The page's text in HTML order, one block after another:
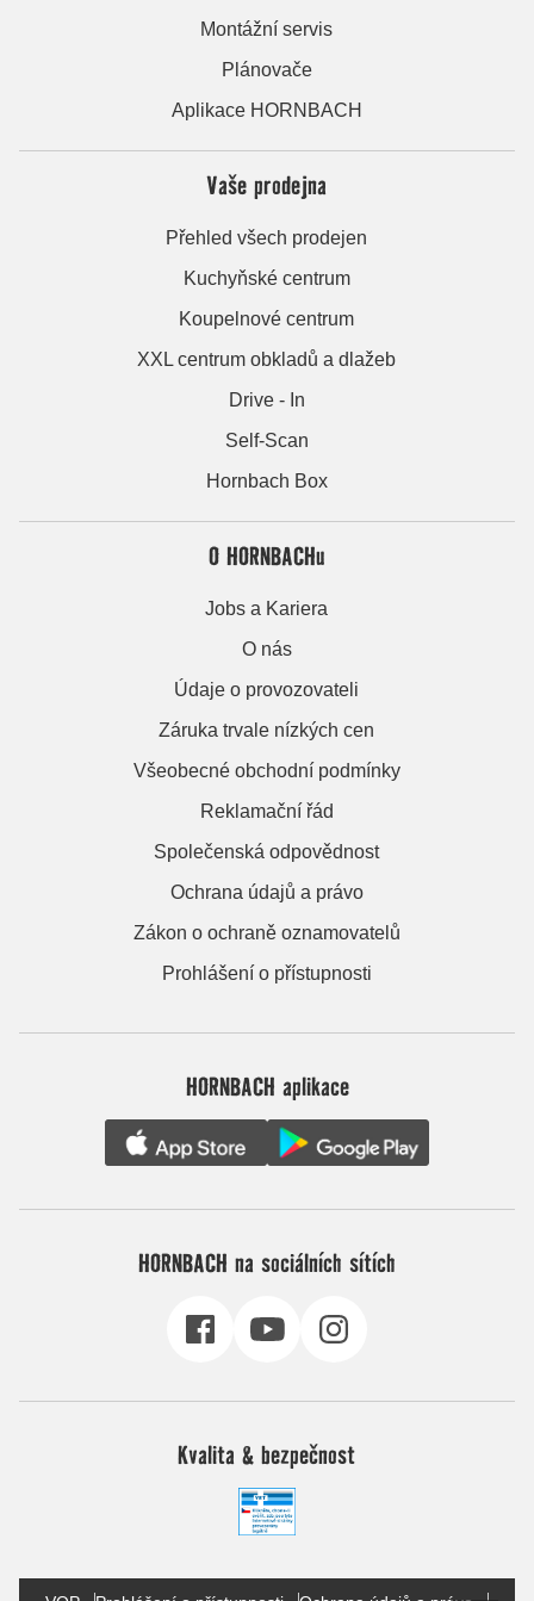
Montážní servis
Plánovače
Aplikace HORNBACH
Vaše prodejna
Přehled všech prodejen
Kuchyňské centrum
Koupelnové centrum
XXL centrum obkladů a dlažeb
Drive - In
Self-Scan
Hornbach Box
O HORNBACHu
Jobs a Kariera
O nás
Údaje o provozovateli
Záruka trvale nízkých cen
Všeobecné obchodní podmínky
Reklamační řád
Společenská odpovědnost
Ochrana údajů a právo
Zákon o ochraně oznamovatelů
Prohlášení o přístupnosti
HORNBACH aplikace
HORNBACH na sociálních sítích
Kvalita & bezpečnost